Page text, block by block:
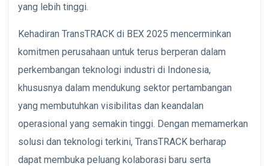
yang lebih tinggi.
Kehadiran TransTRACK di BEX 2025 mencerminkan
komitmen perusahaan untuk terus berperan dalam
perkembangan teknologi industri di Indonesia,
khususnya dalam mendukung sektor pertambangan
yang membutuhkan visibilitas dan keandalan
operasional yang semakin tinggi. Dengan memamerkan
solusi dan teknologi terkini, TransTRACK berharap
dapat membuka peluang kolaborasi baru serta